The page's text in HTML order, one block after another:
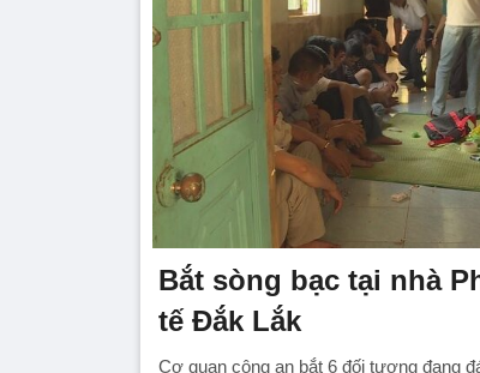
Bắt sòng bạc tại nhà
tế Đắk Lắk
Cơ quan công an bắt 6 đối tượng đang